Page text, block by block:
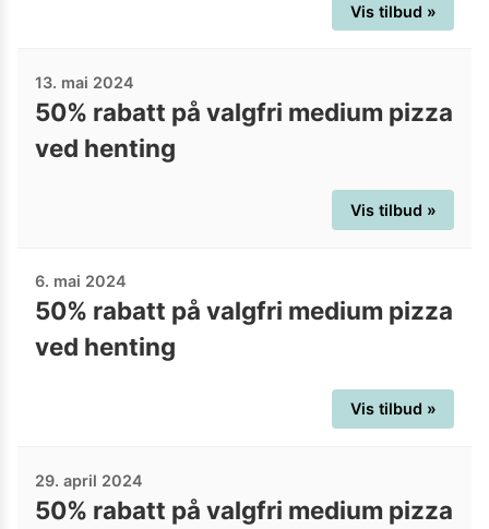
Vis tilbud »
13. mai 2024
50% rabatt på valgfri medium pizza
ved henting
Vis tilbud »
6. mai 2024
50% rabatt på valgfri medium pizza
ved henting
Vis tilbud »
29. april 2024
50% rabatt på valgfri medium pizza